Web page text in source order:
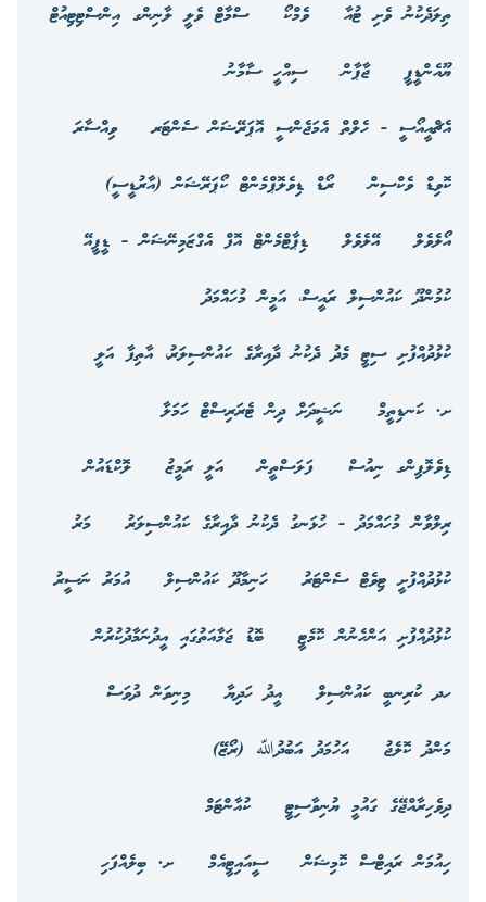
ތިލަދެކުނު ވެށި ޓުއާ
ވެމްކޯ
ސްމާޓް ވެލީ ލާނިންގ އިންސްޓިޓިއުޓް
ޔޫއެންޑީޕީ
ޖާޕާން
ސިއްހީ ސާމާނު
އެޗްއީއޯސީ - ހެލްތް އެމަޖެންސީ އޮޕަރޭޝަން ސެންޓަރ
ވިއްސާރަ
ކޮވިޑް ވެކްސިން
ރޯޑް ޑިވެލޮޕްމެންޓް ކޯޕަރޭޝަން (އާރުޑީސީ)
އޯލެވެލް
އޭލެވެލް
ޑިޕާޓްމެންޓް އޮފް އެގްޒަމިނޭޝަން - ޑީޕީއޭ
ކުމުންދޫ ކައުންސިލް ރައީސް، އަމީން މުހައްމަދު
ކުޅުދުއްފުށި ސިޓީ މެދު ދެކުނު ދާއިރާގެ ކައުންސިލަރު، އާތިފާ އަލީ
ށ. ކަނޑިތީމް
ނަޝީދަށް ދިން ޓެރަރިސްޓް ހަމަލާ
ޑިވެލޮޕިންގ ނިއުސް
ފަލަސްތީން އަލީ ރަމީޒު
ލޮކްޑައުން
ރިލްވާން މުހައްމަދު - ހުޅަނގު ދެކުނު ދާއިރާގެ ކައުންސިލަރު
މަރު
ކުޅުދުއްފުށީ ޓިވެޓް ސެންޓަރު
ހަނިމާދޫ ކައުންސިލް
އުމަރު ނަސީރު
ކުޅުދުއްފުށި އަންހެނުން ކޮމެޓީ
ބޮޑު ޖަމާއަތުގައި އީދުނަމާދުކުރުން
ހދ ކުރިނބީ ކައުންސިލް
އީދު ހަދިޔާ
މިނިވަން ދުވަސް
މަންދު ކޮލެޖު
އަހުމަދު އަބުދުﷲ (ރޯޒޭ)
ދިވެހިރާއްޖޭގެ ގައުމީ ޔުނިވާސިޓީ
ކުއާންޓަމް
ހިއުމަން ރައިޓްސް ކޮމިޝަން
ސީއައިޓީއެމް
ށ. ބިލެއްފަހި